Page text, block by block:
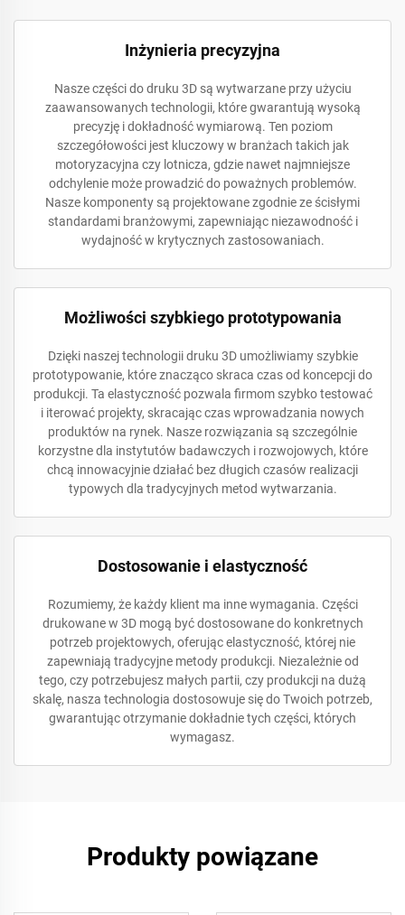
Inżynieria precyzyjna
Nasze części do druku 3D są wytwarzane przy użyciu
zaawansowanych technologii, które gwarantują wysoką
precyzję i dokładność wymiarową. Ten poziom
szczegółowości jest kluczowy w branżach takich jak
motoryzacyjna czy lotnicza, gdzie nawet najmniejsze
odchylenie może prowadzić do poważnych problemów.
Nasze komponenty są projektowane zgodnie ze ścisłymi
standardami branżowymi, zapewniając niezawodność i
wydajność w krytycznych zastosowaniach.
Możliwości szybkiego prototypowania
Dzięki naszej technologii druku 3D umożliwiamy szybkie
prototypowanie, które znacząco skraca czas od koncepcji do
produkcji. Ta elastyczność pozwala firmom szybko testować
i iterować projekty, skracając czas wprowadzania nowych
produktów na rynek. Nasze rozwiązania są szczególnie
korzystne dla instytutów badawczych i rozwojowych, które
chcą innowacyjnie działać bez długich czasów realizacji
typowych dla tradycyjnych metod wytwarzania.
Dostosowanie i elastyczność
Rozumiemy, że każdy klient ma inne wymagania. Części
drukowane w 3D mogą być dostosowane do konkretnych
potrzeb projektowych, oferując elastyczność, której nie
zapewniają tradycyjne metody produkcji. Niezależnie od
tego, czy potrzebujesz małych partii, czy produkcji na dużą
skalę, nasza technologia dostosowuje się do Twoich potrzeb,
gwarantując otrzymanie dokładnie tych części, których
wymagasz.
Produkty powiązane